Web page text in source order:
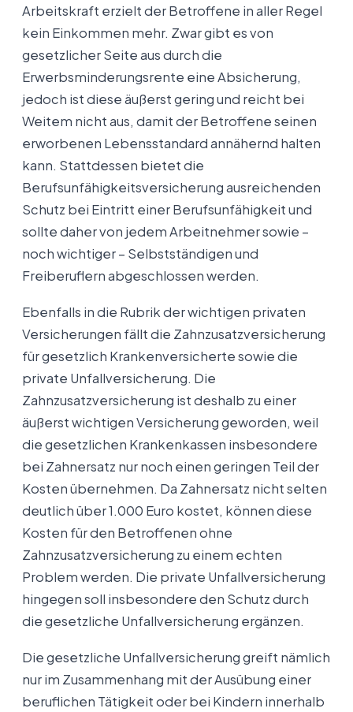
Arbeitskraft erzielt der Betroffene in aller Regel
kein Einkommen mehr. Zwar gibt es von
gesetzlicher Seite aus durch die
Erwerbsminderungsrente eine Absicherung,
jedoch ist diese äußerst gering und reicht bei
Weitem nicht aus, damit der Betroffene seinen
erworbenen Lebensstandard annähernd halten
kann. Stattdessen bietet die
Berufsunfähigkeitsversicherung ausreichenden
Schutz bei Eintritt einer Berufsunfähigkeit und
sollte daher von jedem Arbeitnehmer sowie –
noch wichtiger – Selbstständigen und
Freiberuflern abgeschlossen werden.
Ebenfalls in die Rubrik der wichtigen privaten
Versicherungen fällt die Zahnzusatzversicherung
für gesetzlich Krankenversicherte sowie die
private Unfallversicherung. Die
Zahnzusatzversicherung ist deshalb zu einer
äußerst wichtigen Versicherung geworden, weil
die gesetzlichen Krankenkassen insbesondere
bei Zahnersatz nur noch einen geringen Teil der
Kosten übernehmen. Da Zahnersatz nicht selten
deutlich über 1.000 Euro kostet, können diese
Kosten für den Betroffenen ohne
Zahnzusatzversicherung zu einem echten
Problem werden. Die private Unfallversicherung
hingegen soll insbesondere den Schutz durch
die gesetzliche Unfallversicherung ergänzen.
Die gesetzliche Unfallversicherung greift nämlich
nur im Zusammenhang mit der Ausübung einer
beruflichen Tätigkeit oder bei Kindern innerhalb